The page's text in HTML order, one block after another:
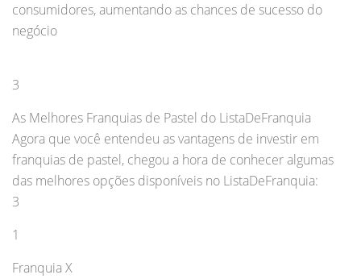
consumidores, aumentando as chances de sucesso do
negócio
3
As Melhores Franquias de Pastel do ListaDeFranquia
Agora que você entendeu as vantagens de investir em
franquias de pastel, chegou a hora de conhecer algumas
das melhores opções disponíveis no ListaDeFranquia:
3
1
Franquia X